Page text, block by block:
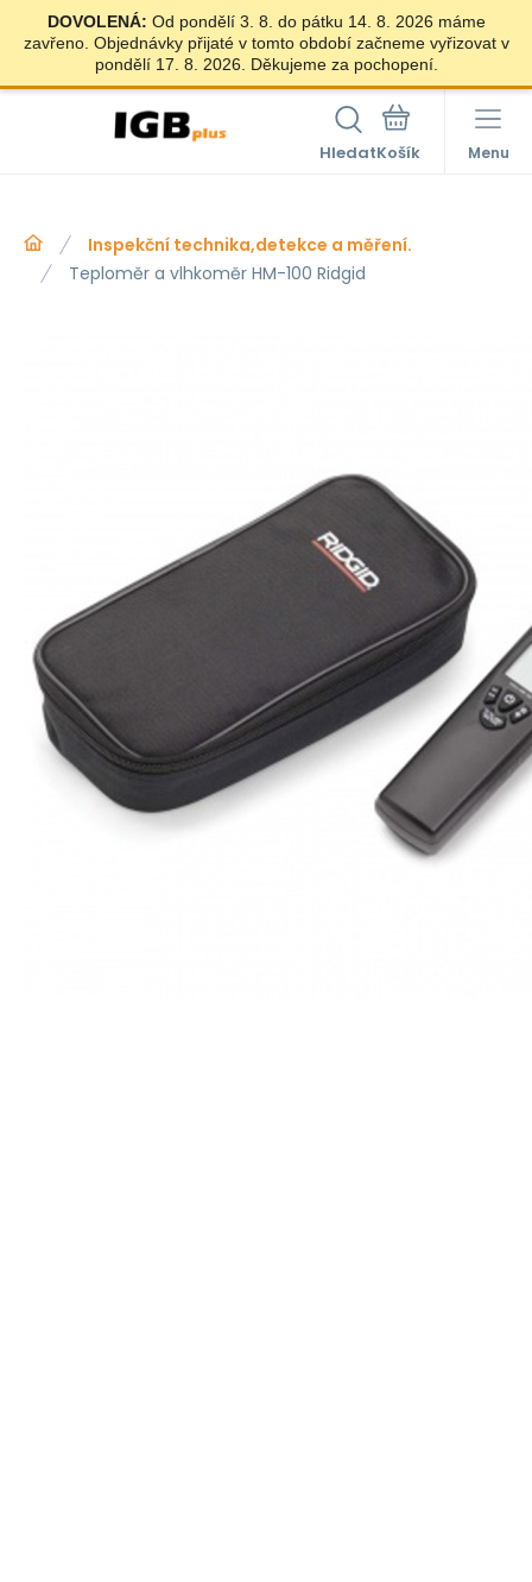
DOVOLENÁ: Od pondělí 3. 8. do pátku 14. 8. 2026 máme
zavřeno. Objednávky přijaté v tomto období začneme vyřizovat v
pondělí 17. 8. 2026. Děkujeme za pochopení.
Hledat Menu
Inspekční technika,detekce a měření.
Teploměr a vlhkoměr HM-100 Ridgid